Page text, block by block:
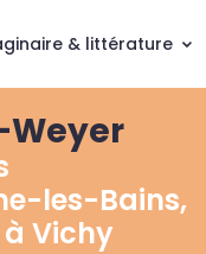
& littérature
les-Bains,
Vichy